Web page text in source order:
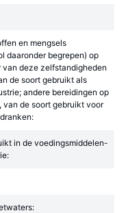
en mengsels
daaronder begrepen) op
van deze zelfstandigheden
de soort gebruikt als
andere bereidingen op
van de soort gebruikt voor
in de voedingsmiddelen-